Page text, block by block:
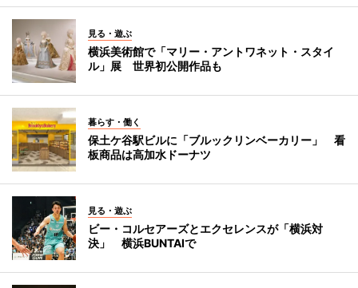
見る・遊ぶ
横浜美術館で「マリー・アントワネット・スタイ
ル」展 世界初公開作品も
暮らす・働く
保土ケ谷駅ビルに「ブルックリンベーカリー」 看
板商品は高加水ドーナツ
見る・遊ぶ
ビー・コルセアーズとエクセレンスが「横浜対
決」 横浜BUNTAIで